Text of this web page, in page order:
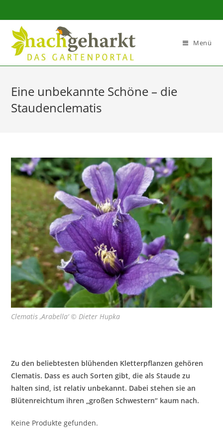
Sidebar-
Inhalt
Menü
Eine unbekannte Schöne – die
Staudenclematis
Clematis ‚Arabella‘ © Dieter Hupka
Zu den beliebtesten blühenden Kletterpflanzen gehören
Clematis. Dass es auch Sorten gibt, die als Staude zu
halten sind, ist relativ unbekannt. Dabei stehen sie an
Blütenreichtum ihren „großen Schwestern“ kaum nach.
Keine Produkte gefunden.